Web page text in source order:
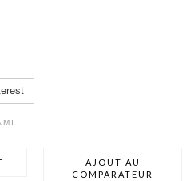
AJOUT AU
COMPARATEUR